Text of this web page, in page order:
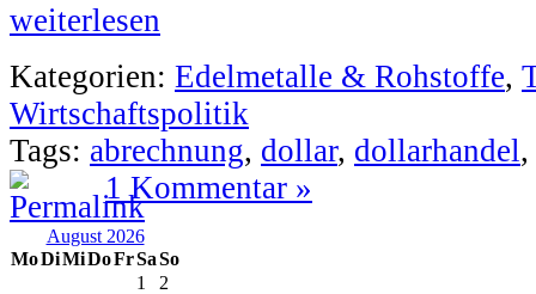
weiterlesen
Kategorien: Edelmetalle & Rohstoffe,
Wirtschaftspolitik
Tags: abrechnung, dollar, dollarhandel,
1 Kommentar »
August 2026
MoDiMiDoFrSaSo
1
2